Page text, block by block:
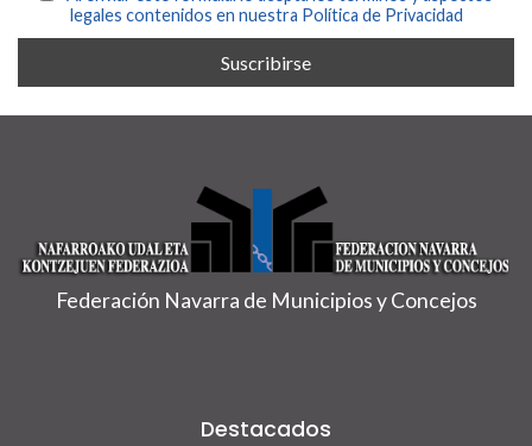
legales contenidos en nuestra Política de Privacidad
Federación Navarra de Municipios y Concejos
Destacados